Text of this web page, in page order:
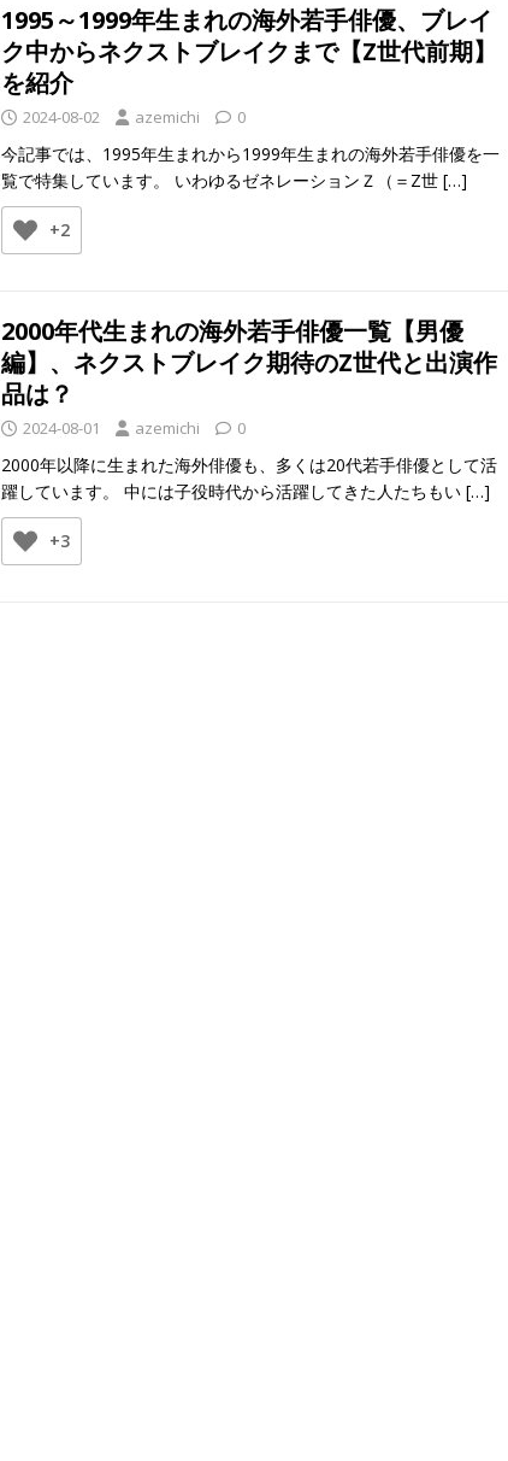
1995～1999年生まれの海外若手俳優、ブレイ
ク中からネクストブレイクまで【Z世代前期】
を紹介
2024-08-02 azemichi 0
今記事では、1995年生まれから1999年生まれの海外若手俳優を一
覧で特集しています。 いわゆるゼネレーションＺ（＝Z世 […]
+2
2000年代生まれの海外若手俳優一覧【男優
編】、ネクストブレイク期待のZ世代と出演作
品は？
2024-08-01 azemichi 0
2000年以降に生まれた海外俳優も、多くは20代若手俳優として活
躍しています。 中には子役時代から活躍してきた人たちもい […]
+3